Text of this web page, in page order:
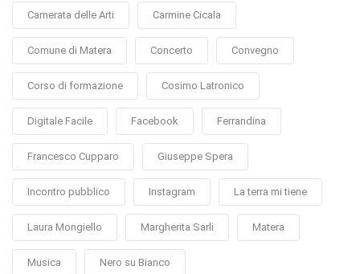
Camerata delle Arti Carmine Cicala
Comune di Matera Concerto Convegno
Corso di formazione Cosimo Latronico
Digitale Facile Facebook Ferrandina
Francesco Cupparo Giuseppe Spera
Incontro pubblico Instagram La terra mi tiene
Laura Mongiello Margherita Sarli Matera
Musica Nero su Bianco